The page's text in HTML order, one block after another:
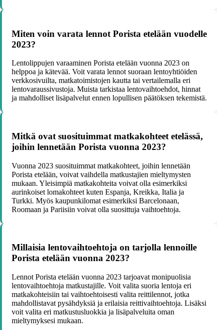
Miten voin varata lennot Porista etelään vuodelle
2023?
Lentolippujen varaaminen Porista etelään vuonna 2023 on
helppoa ja kätevää. Voit varata lennot suoraan lentoyhtiöiden
verkkosivuilta, matkatoimistojen kautta tai vertailemalla eri
lentovaraussivustoja. Muista tarkistaa lentovaihtoehdot, hinnat
ja mahdolliset lisäpalvelut ennen lopullisen päätöksen tekemistä.
Mitkä ovat suosituimmat matkakohteet etelässä,
joihin lennetään Porista vuonna 2023?
Vuonna 2023 suosituimmat matkakohteet, joihin lennetään
Porista etelään, voivat vaihdella matkustajien mieltymysten
mukaan. Yleisimpiä matkakohteita voivat olla esimerkiksi
aurinkoiset lomakohteet kuten Espanja, Kreikka, Italia ja
Turkki. Myös kaupunkilomat esimerkiksi Barcelonaan,
Roomaan ja Pariisiin voivat olla suosittuja vaihtoehtoja.
Millaisia lentovaihtoehtoja on tarjolla lennoille
Porista etelään vuonna 2023?
Lennot Porista etelään vuonna 2023 tarjoavat monipuolisia
lentovaihtoehtoja matkustajille. Voit valita suoria lentoja eri
matkakohteisiin tai vaihtoehtoisesti valita reittilennot, jotka
mahdollistavat pysähdyksiä ja erilaisia reittivaihtoehtoja. Lisäksi
voit valita eri matkustusluokkia ja lisäpalveluita oman
mieltymyksesi mukaan.